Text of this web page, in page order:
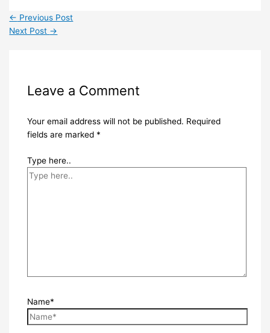
← Previous Post
Next Post →
Leave a Comment
Your email address will not be published. Required
fields are marked *
Type here..
Name*